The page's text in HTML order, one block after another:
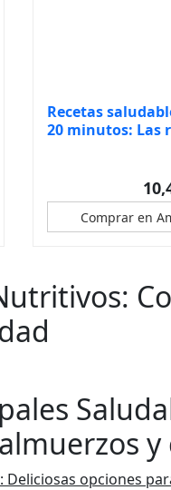
Recetas
20 minutos: Las
Comprar en
y
Deliciosas opciones